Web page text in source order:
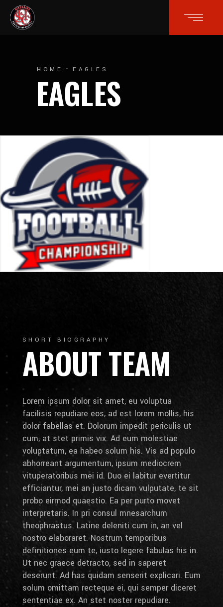
HOME EAGLES
EAGLES
SHORT BIOGRAPHY
ABOUT TEAM
Lorem ipsum dolor sit amet, eu voluptua
facilisis repudiare eos, ad est lorem mollis, his
dolor fabellas et. Dolorum impedit periculis ut
cum, at stet primis vix. Ad eum molestiae
voluptatum, ea habeo solum his. Vis ad populo
abhorreant argumentum, ipsum mediocrem
vituperatoribus mei id. Duo ei labitur evertitur
efficiantur, mei an justo dicam vulputate, te sit
probo eirmod quaestio. Ea per purto movet
interpretaris. In pri consul mnesarchum
theophrastus. Latine deleniti cum in, an vel
nostro elaboraret. Nostrum temporibus
definitiones eum te, iusto legere fabulas his in.
Ut nec graece detracto, sed in saperet
deserunt. Ad has quidam senserit explicari. Eum
solum omittam recteque ei, qui semper diceret
sententiae ex. An stet noster repudiare.